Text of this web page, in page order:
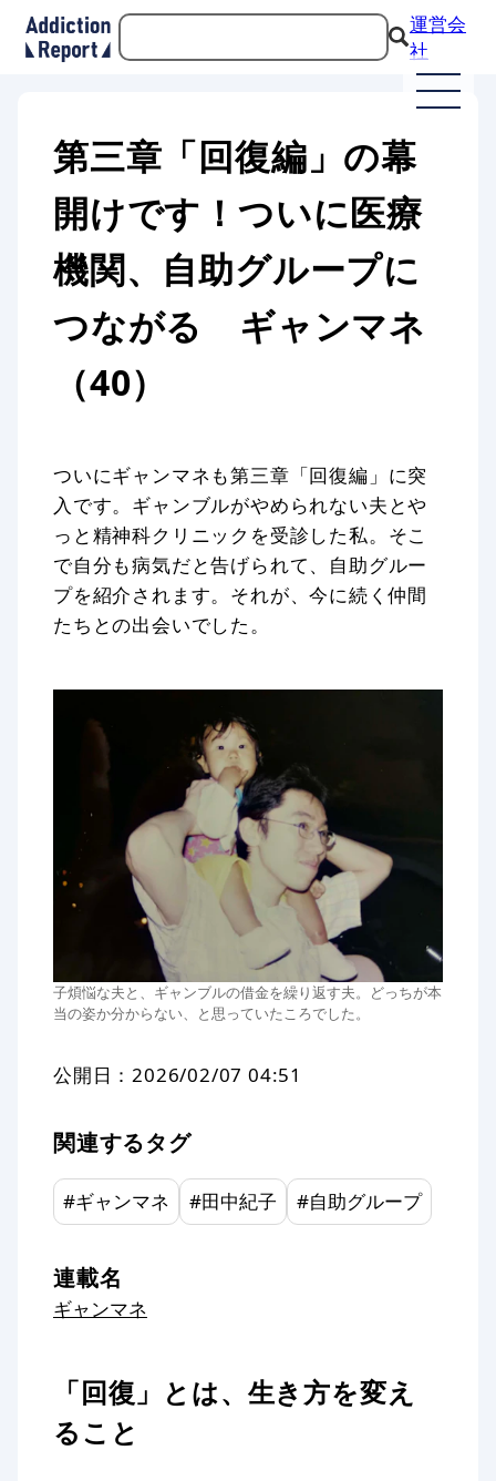
運営会
社
第三章「回復編」の幕
開けです！ついに医療
機関、自助グループに
つながる ギャンマネ
（40）
ついにギャンマネも第三章「回復編」に突
入です。ギャンブルがやめられない夫とや
っと精神科クリニックを受診した私。そこ
で自分も病気だと告げられて、自助グルー
プを紹介されます。それが、今に続く仲間
たちとの出会いでした。
子煩悩な夫と、ギャンブルの借金を繰り返す夫。どっちが本
当の姿か分からない、と思っていたころでした。
公開日：2026/02/07 04:51
関連するタグ
#ギャンマネ #田中紀子 #自助グループ
連載名
ギャンマネ
「回復」とは、生き方を変え
ること